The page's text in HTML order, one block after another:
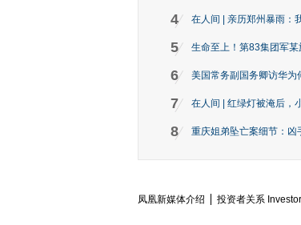
4 在人间 | 亲历郑州暴雨：
5 生命至上！第83集团军
6 美国常务副国务卿访华为
7 在人间 | 红绿灯被淹后，
8 重庆姐弟坠亡案细节：凶
凤凰新媒体介绍 投资者关系